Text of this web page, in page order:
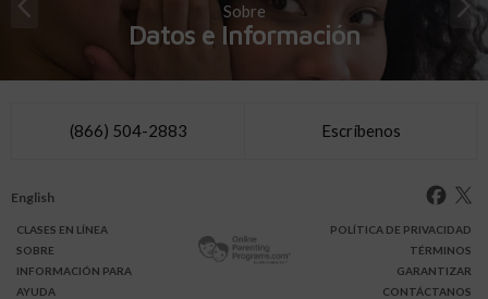
Sobre
Datos e Información
(866) 504-2883 Escríbenos
English
CLASES EN LÍNEA
SOBRE
INFORMACIÓN PARA
AYUDA
POLÍTICA DE PRIVACIDAD
TÉRMINOS
GARANTIZAR
CONTÁCTANOS